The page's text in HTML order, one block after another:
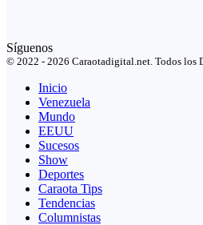
Síguenos
© 2022 - 2026 Caraotadigital.net. Todos los
Inicio
Venezuela
Mundo
EEUU
Sucesos
Show
Deportes
Caraota Tips
Tendencias
Columnistas